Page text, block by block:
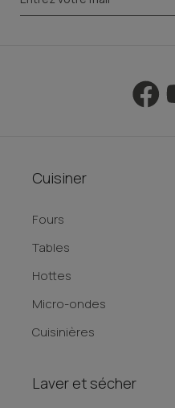
Cuisiner
Fours
Tables
Hottes
Micro-ondes
Cuisinières
Laver et sécher